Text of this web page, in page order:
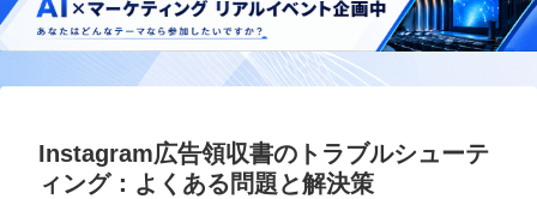
Instagram広告領収書のトラブルシューテ
ィング：よくある問題と解決策